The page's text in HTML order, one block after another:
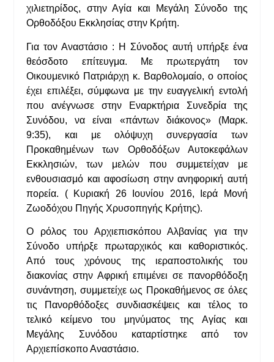
χιλιετηρίδος, στην Αγία και Μεγάλη Σύνοδο της
Ορθοδόξου Εκκλησίας στην Κρήτη.
Για τον Αναστάσιο : Η Σύνοδος αυτή υπήρξε ένα
θεόσδοτο επίτευγμα. Με πρωτεργάτη τον
Οικουμενικό Πατριάρχη κ. Βαρθολομαίο, ο οποίος
έχει επιλέξει, σύμφωνα με την ευαγγελική εντολή
που ανέγνωσε στην Εναρκτήρια Συνεδρία της
Συνόδου, να είναι «πάντων διάκονος» (Μαρκ.
9:35), και με ολόψυχη συνεργασία των
Προκαθημένων των Ορθοδόξων Αυτοκεφάλων
Εκκλησιών, των μελών που συμμετείχαν με
ενθουσιασμό και αφοσίωση στην ανηφορική αυτή
πορεία. ( Κυριακή 26 Ιουνίου 2016, Ιερά Μονή
Ζωοδόχου Πηγής Χρυσοπηγής Κρήτης).
Ο ρόλος του Αρχιεπισκόπου Αλβανίας για την
Σύνοδο υπήρξε πρωταρχικός και καθοριστικός.
Από τους χρόνους της ιεραποστολικής του
διακονίας στην Αφρική επιμένει σε πανορθόδοξη
συνάντηση, συμμετείχε ως Προκαθήμενος σε όλες
τις Πανορθόδοξες συνδιασκέψεις και τέλος το
τελικό κείμενο του μηνύματος της Αγίας και
Μεγάλης Συνόδου καταρτίστηκε από τον
Αρχιεπίσκοπο Αναστάσιο.